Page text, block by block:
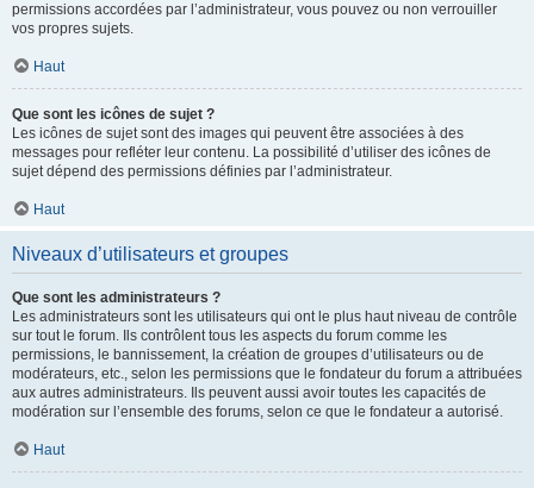
permissions accordées par l’administrateur, vous pouvez ou non verrouiller
vos propres sujets.
Haut
Que sont les icônes de sujet ?
Les icônes de sujet sont des images qui peuvent être associées à des
messages pour refléter leur contenu. La possibilité d’utiliser des icônes de
sujet dépend des permissions définies par l’administrateur.
Haut
Niveaux d’utilisateurs et groupes
Que sont les administrateurs ?
Les administrateurs sont les utilisateurs qui ont le plus haut niveau de contrôle
sur tout le forum. Ils contrôlent tous les aspects du forum comme les
permissions, le bannissement, la création de groupes d’utilisateurs ou de
modérateurs, etc., selon les permissions que le fondateur du forum a attribuées
aux autres administrateurs. Ils peuvent aussi avoir toutes les capacités de
modération sur l’ensemble des forums, selon ce que le fondateur a autorisé.
Haut